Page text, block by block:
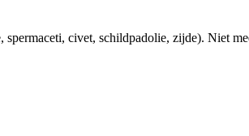
civet, schildpadolie, zijde). Niet